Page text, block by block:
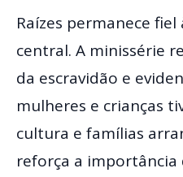
Raízes permanece
central. A minissérie
da escravidão e
mulheres e crianças
cultura e famílias
reforça a